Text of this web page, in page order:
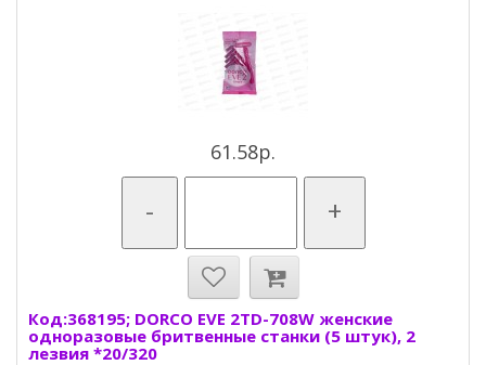
61.58р.
- +
Код:368195; DORCO EVE 2TD-708W женские
одноразовые бритвенные станки (5 штук), 2
лезвия *20/320